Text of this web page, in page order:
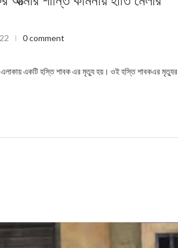
0 comment
একটি হস্তি শাবক এর মৃত্যু হয়। ওই হস্তি শাবকএর মৃত্যুর